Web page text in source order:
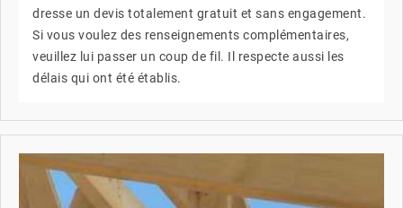
dresse un devis totalement gratuit et sans engagement.
Si vous voulez des renseignements complémentaires,
veuillez lui passer un coup de fil. Il respecte aussi les
délais qui ont été établis.